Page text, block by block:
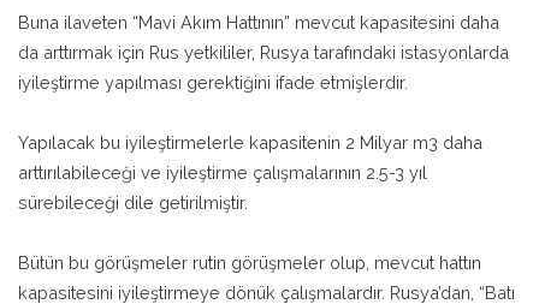
Buna ilaveten “Mavi Akım Hattının” mevcut kapasitesini daha
da arttırmak için Rus yetkililer, Rusya tarafındaki istasyonlarda
iyileştirme yapılması gerektiğini ifade etmişlerdir.
Yapılacak bu iyileştirmelerle kapasitenin 2 Milyar m3 daha
arttırılabileceği ve iyileştirme çalışmalarının 2.5-3 yıl
sürebileceği dile getirilmiştir.
Bütün bu görüşmeler rutin görüşmeler olup, mevcut hattın
kapasitesini iyileştirmeye dönük çalışmalardır. Rusya’dan, “Batı